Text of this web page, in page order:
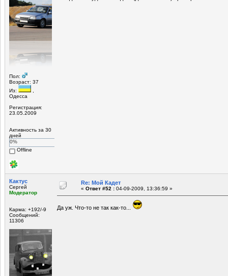
Пол:
Возраст: 37
Из:
Одесса
Регистрация:
23.05.2009
Активность за 30
дней
0%
Offline
Кактус
Сергей
Модератор
Карма: +192/-9
Сообщений:
11306
Re: Мой Кадет
« Ответ #52 : 04-09-2009, 13:36:59 »
Да уж. Что-то не так как-то...